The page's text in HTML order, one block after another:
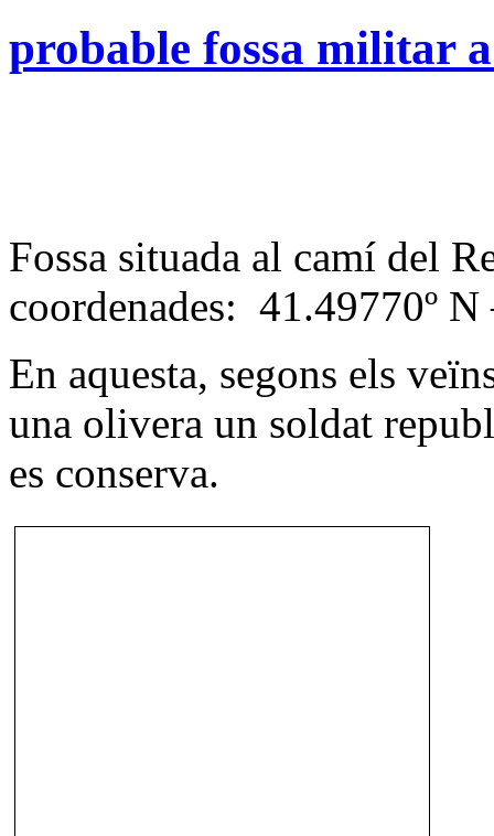
probable fossa militar a
Fossa situada al camí del
coordenades: 41.49770º N
En aquesta, segons els
una olivera un soldat
es conserva.